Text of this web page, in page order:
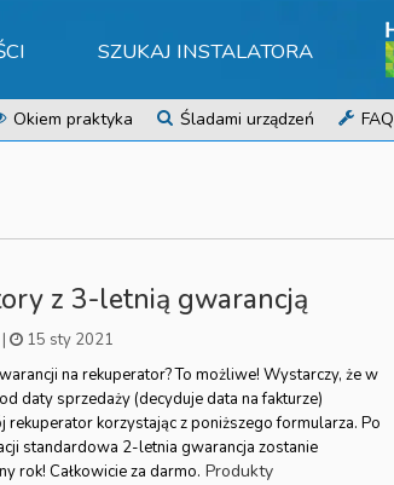
SZUKAJ INSTALATORA
Okiem praktyka Śladami urządzeń FAQ
z 3-letnią gwarancją
|
15 sty 2021
na rekuperator? To możliwe! Wystarczy, że w
daty sprzedaży (decyduje data na fakturze)
rekuperator korzystając z poniższego formularza. Po
standardowa 2-letnia gwarancja zostanie
rok! Całkowicie za darmo. Produkty